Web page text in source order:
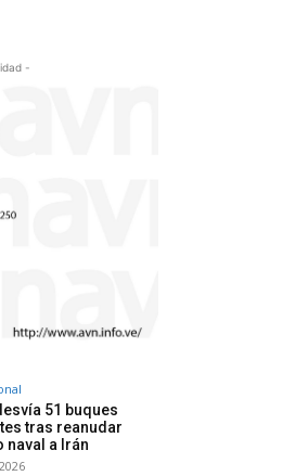
-
51 buques
tras reanudar
naval a Irán